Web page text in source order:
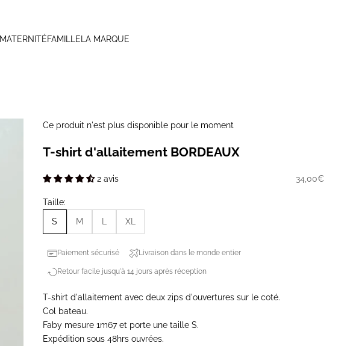
MATERNITÉFAMILLE LA MARQUE
Ce produit n'est plus disponible pour le moment
T-shirt d'allaitement BORDEAUX
2 avis Prix de vente
34,00€
Taille:
S M XL
Paiement sécurisé Livraison dans le monde entier
Retour facile jusqu'à 14 jours après réception
T-shirt d'allaitement avec deux zips d'ouvertures sur le coté.
Col bateau.
Faby mesure 1m67 et porte une taille S.
Expédition sous 48hrs ouvrées.